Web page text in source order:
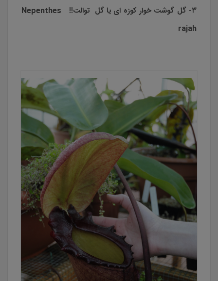
۳- گل گوشت خوار کوزه ای یا گل توالت!! Nepenthes
rajah